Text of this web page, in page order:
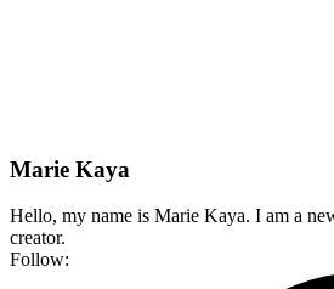
Marie Kaya
Hello, my name is Marie Kaya. I am a
creator.
Follow: